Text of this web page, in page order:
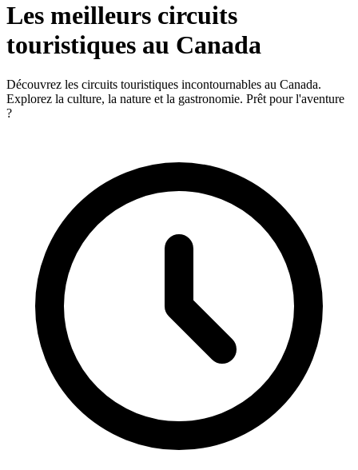
Les meilleurs circuits
touristiques au Canada
Découvrez les circuits touristiques incontournables au Canada.
Explorez la culture, la nature et la gastronomie. Prêt pour l'aventure
?